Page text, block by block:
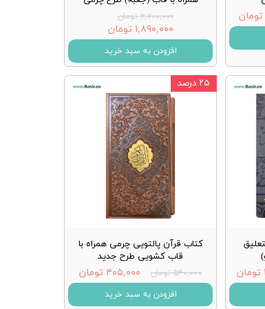
۲,۷۰۰,۰۰۰ تومان
۱,۸۹۰,۰۰۰ تومان
افزودن به سبد خرید
کتاب قرآن پالتویی چرمی همراه با
قاب کشویی طرح جدید
۵۴۰,۰۰۰ تومان ۴۰۵,۰۰۰ تومان
افزودن به سبد خرید
۲۵ درصد